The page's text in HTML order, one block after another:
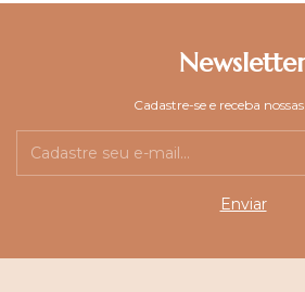
Cadastre-se e receba